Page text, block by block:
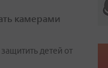
камерами
детей от